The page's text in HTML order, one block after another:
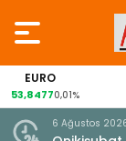
EURO
53,84770,01%
6 Ağustos